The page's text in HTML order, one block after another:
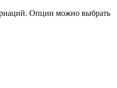
Опции можно выбрать